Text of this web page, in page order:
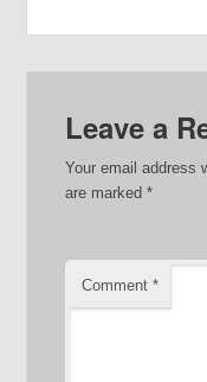
Leave a
Your email address
are marked*
Comment*